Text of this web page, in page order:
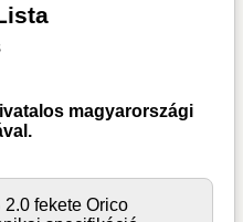
magyarországi
fekete Orico